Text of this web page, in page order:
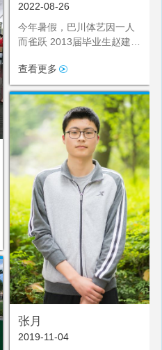
一人
2022-08-26
今年暑假，巴川体艺因一人
而雀跃 2013届毕业生赵建树
秀成功 实现了巴川登陆中国
顶级联赛CBA赛场第一人！
查看更多
张月
2019-11-04